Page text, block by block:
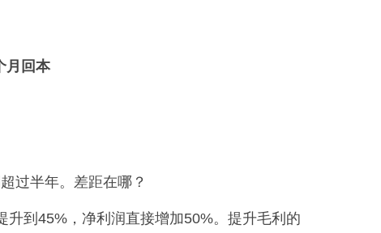
月回本
过半年。差距在哪？
升到45%，净利润直接增加50%。提升毛利的